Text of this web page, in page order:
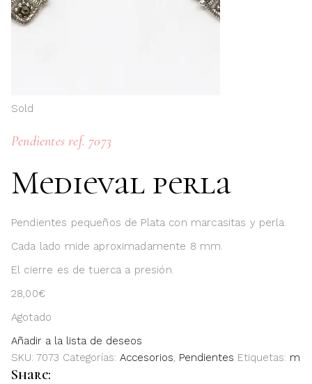
Sold
Pendientes ref. 7073
Medieval perla
Pendientes pequeños de Plata con marcasitas y perla.
Cada lado mide aproximadamente 8 mm.
El cierre es de tuerca a presión.
28,00€
Agotado
Añadir a la lista de deseos
SKU: 7073 Categorías: Accesorios, Pendientes Etiquetas:
Share: